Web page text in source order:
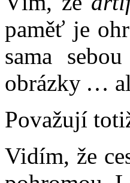
paměť je
sama
obrázky …
Považují
Vidím, že